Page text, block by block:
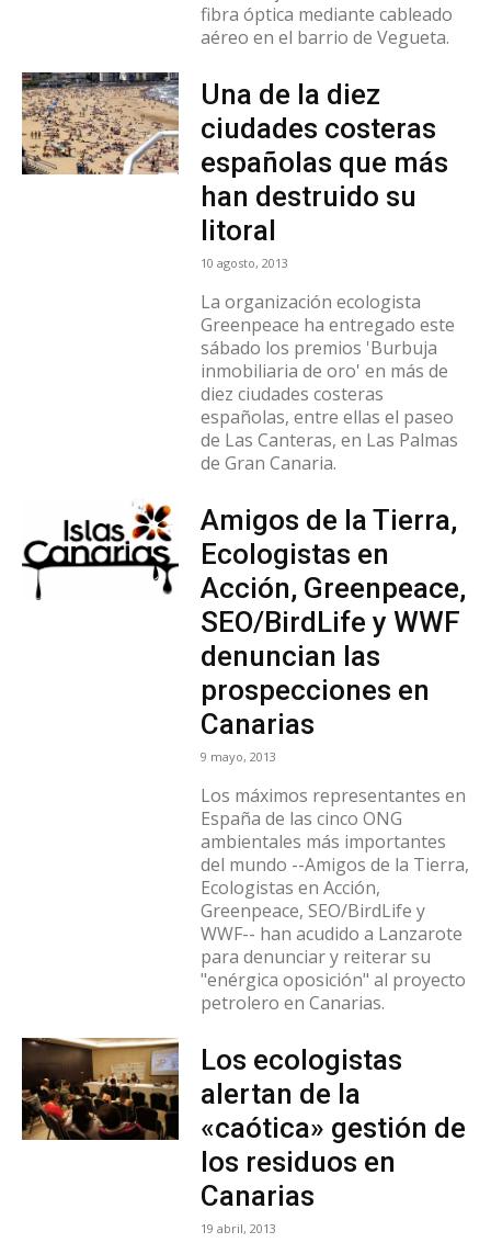
fibra óptica mediante cableado
aéreo en el barrio de Vegueta.
Una de la diez
ciudades costeras
españolas que más
han destruido su
litoral
10 agosto, 2013
La organización ecologista
Greenpeace ha entregado este
sábado los premios 'Burbuja
inmobiliaria de oro' en más de
diez ciudades costeras
españolas, entre ellas el paseo
de Las Canteras, en Las Palmas
de Gran Canaria.
Amigos de la Tierra,
Ecologistas en
Acción, Greenpeace,
SEO/BirdLife y WWF
denuncian las
prospecciones en
Canarias
9 mayo, 2013
Los máximos representantes en
España de las cinco ONG
ambientales más importantes
del mundo --Amigos de la Tierra,
Ecologistas en Acción,
Greenpeace, SEO/BirdLife y
WWF-- han acudido a Lanzarote
para denunciar y reiterar su
"enérgica oposición" al proyecto
petrolero en Canarias.
Los ecologistas
alertan de la
«caótica» gestión de
los residuos en
Canarias
19 abril, 2013